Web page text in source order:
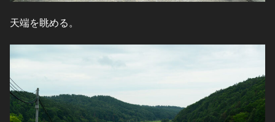
天端を眺める。